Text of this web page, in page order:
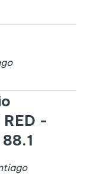
-